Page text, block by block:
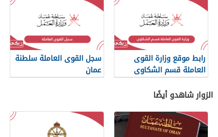
رابط موقع وزارة القوى
العاملة قسم الشكاوى
سجل القوى العاملة سلطنة
عمان
الزوار شاهدو أيضًا